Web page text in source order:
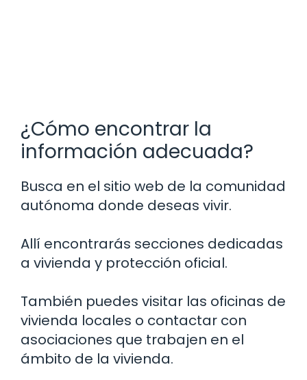
¿Cómo encontrar la
información adecuada?
Busca en el sitio web de la comunidad
autónoma donde deseas vivir.
Allí encontrarás secciones dedicadas
a vivienda y protección oficial.
También puedes visitar las oficinas de
vivienda locales o contactar con
asociaciones que trabajen en el
ámbito de la vivienda.